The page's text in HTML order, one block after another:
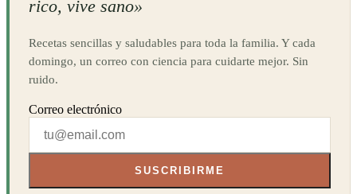
rico, vive sano»
Recetas sencillas y saludables para toda la familia. Y cada
domingo, un correo con ciencia para cuidarte mejor. Sin
ruido.
Correo electrónico
SUSCRIBIRME